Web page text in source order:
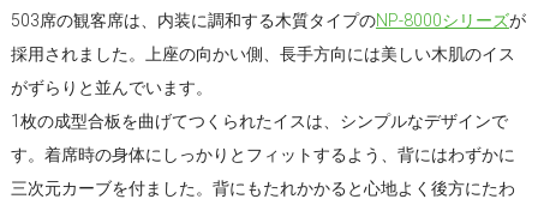
503席の観客席は、内装に調和する木質タイプのNP-8000シリーズが
採用されました。上座の向かい側、長手方向には美しい木肌のイス
がずらりと並んでいます。
1枚の成型合板を曲げてつくられたイスは、シンプルなデザインで
す。着席時の身体にしっかりとフィットするよう、背にはわずかに
三次元カーブを付ました。背にもたれかかると心地よく後方にたわ